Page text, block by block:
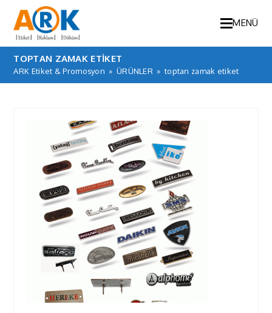
MENÜ
TOPTAN ZAMAK ETIKET
ARK Etiket & Promosyon » ÜRÜNLER » toptan zamak etiket